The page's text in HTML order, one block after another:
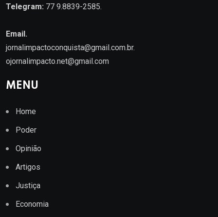
Telegram: 77 9.8839-2585.
Email.
jornalimpactoconquista@gmail.com.br.
ojornalimpacto.net@gmail.com
MENU
Home
Poder
Opinião
Artigos
Justiça
Economia